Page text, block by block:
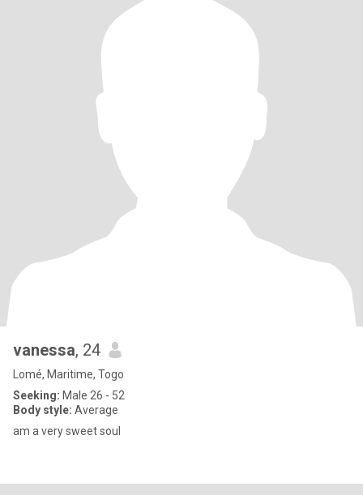
vanessa, 24
Lomé, Maritime, Togo
Seeking: Male 26 - 52
Body style: Average
am a very sweet soul